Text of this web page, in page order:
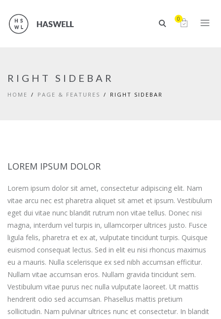
0
RIGHT SIDEBAR
HOME PAGE & FEATURES RIGHT SIDEBAR
LOREM IPSUM DOLOR
Lorem ipsum dolor sit amet, consectetur adipiscing elit. Nam
vitae arcu nec est pharetra aliquet sit amet et ipsum. Vestibulum
eget dui vitae nunc blandit rutrum non vitae tellus. Donec nisi
magna, interdum vel turpis in, ullamcorper ultrices justo. Fusce
ligula felis, pharetra et ex at, vulputate tincidunt turpis. Quisque
euismod consequat lectus. Sed in elit eu nisi rhoncus maximus
eu a mauris. Nulla scelerisque ex sed nibh accumsan efficitur.
Nullam vitae accumsan eros. Nullam gravida tincidunt sem.
Vestibulum vitae purus nec nulla vulputate laoreet. Ut mattis
hendrerit odio sed accumsan. Phasellus mattis pretium
sollicitudin. Nam pulvinar ultrices nunc et consectetur. In blandit